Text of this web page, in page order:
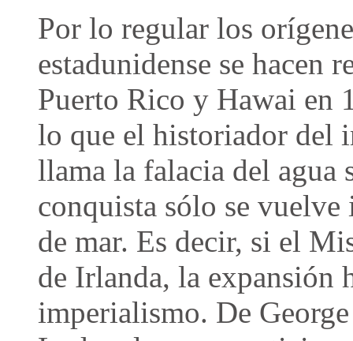
Por lo regular los
estadunidense se hacen
Puerto Rico y Hawai en
lo que el historiador del
llama la falacia del agua
conquista sólo se
de mar. Es decir, si el
de Irlanda, la expansión
imperialismo. De